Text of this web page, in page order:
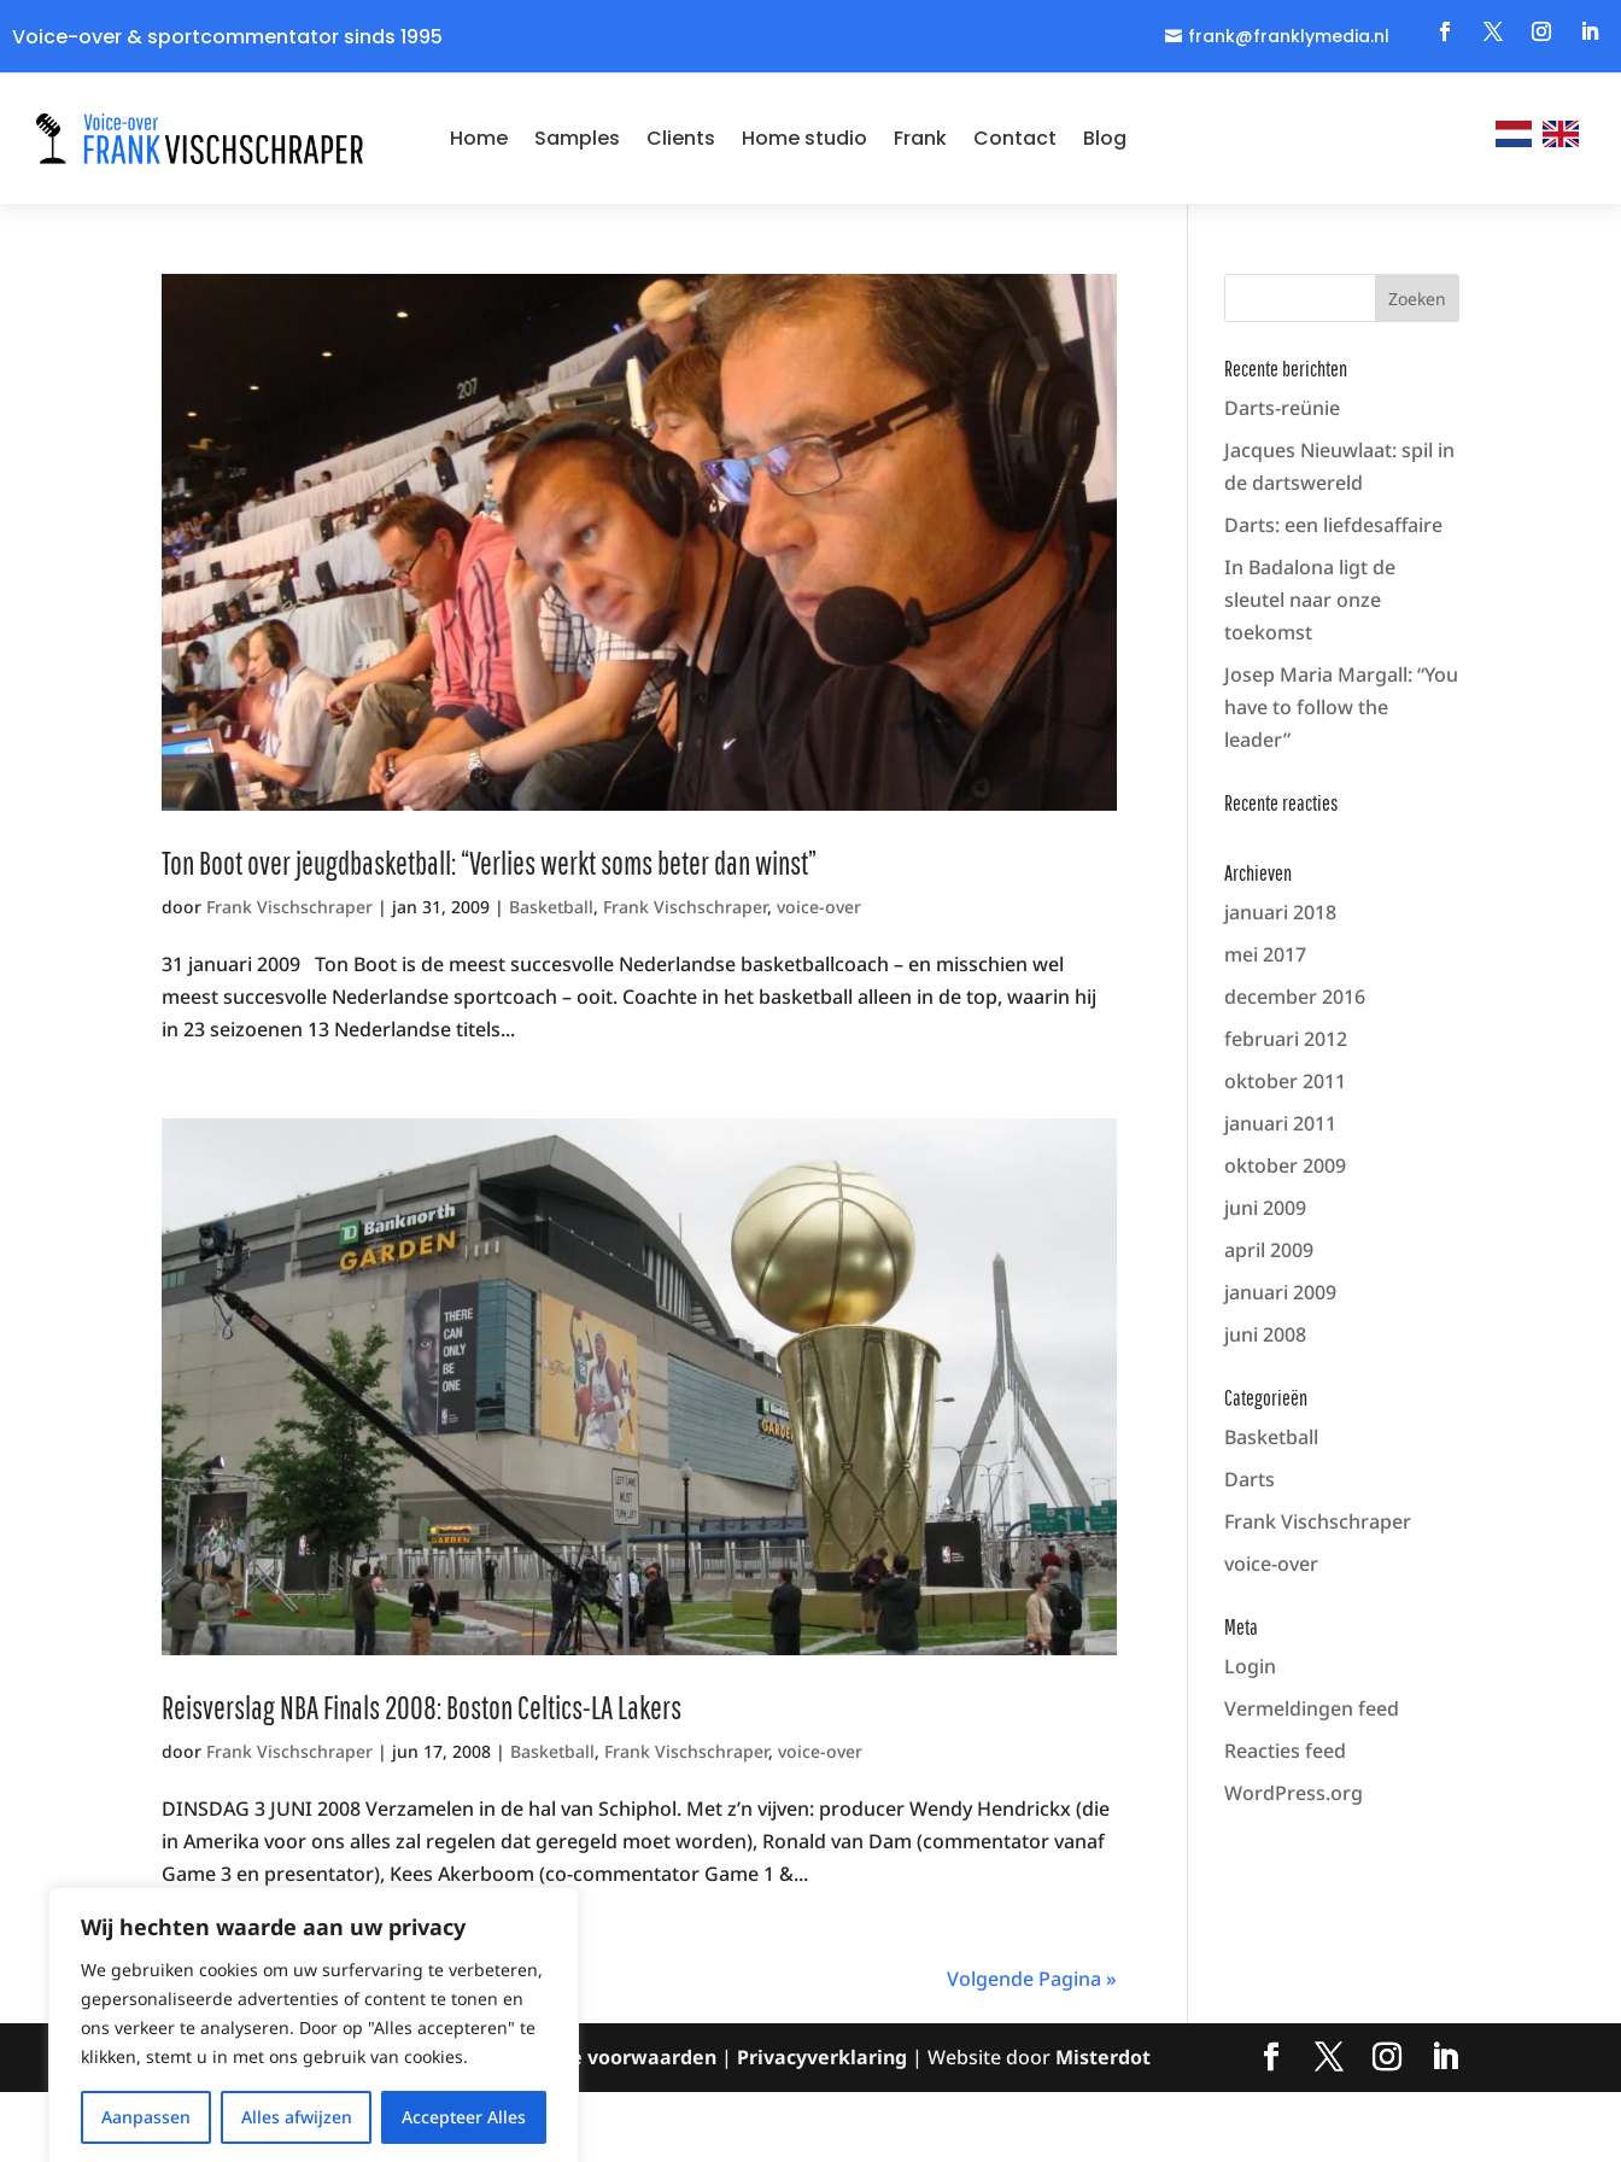
Wij hechten waarde aan uw privacy
We gebruiken cookies om uw surfervaring te verbeteren,
gepersonaliseerde advertenties of content te tonen en
ons verkeer te analyseren. Door op "Alles accepteren" te
klikken, stemt u in met ons gebruik van cookies.
Aanpassen Alles afwijzen Accepteer Alles
Voice-over & sportcommentator sinds 1995  frank@franklymedia.nl
Home Samples Clients Home studio Frank Contact Blog
Ton Boot over jeugdbasketball: “Verlies werkt soms beter dan winst”
door Frank Vischschraper | jan 31, 2009 | Basketball, Frank Vischschraper,voice-over
31 januari 2009 Ton Boot is de meest succesvolle Nederlandse basketballcoach – en misschien wel
meest succesvolle Nederlandse sportcoach – ooit. Coachte in het basketball alleen in de top, waarin hij
in 23 seizoenen 13 Nederlandse titels...
Reisverslag NBA Finals 2008: Boston Celtics-LA Lakers
door Frank Vischschraper | jun 17, 2008 | Basketball, Frank Vischschraper,voice-over
DINSDAG 3 JUNI 2008 Verzamelen in de hal van Schiphol. Met z’n vijven: producer Wendy Hendrickx (die
in Amerika voor ons alles zal regelen dat geregeld moet worden), Ronald van Dam (commentator vanaf
Game 3 en presentator), Kees Akerboom (co-commentator Game 1 &...
Volgende Pagina »
Recente berichten
Darts-reünie
Jacques Nieuwlaat: spil in
de dartswereld
Darts: een liefdesaffaire
In Badalona ligt de
sleutel naar onze
toekomst
Josep Maria Margall: “You
have to follow the
leader”
Recente reacties
Archieven
januari 2018
mei 2017
december 2016
februari 2012
oktober 2011
januari 2011
oktober 2009
juni 2009
april 2009
januari 2009
juni 2008
Categorieën
Basketball
Darts
Frank Vischschraper
voice-over
Meta
Login
Vermeldingen feed
Reacties feed
WordPress.org
Copyright © 2026Frankly Media| Algemene voorwaarden | Privacyverklaring | Website door Misterdot